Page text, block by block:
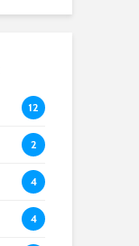
12
2
4
4